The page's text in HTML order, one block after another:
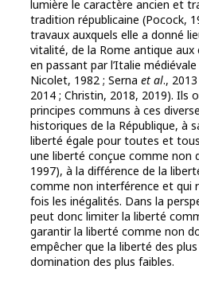
lumière le caractère ancien et
tradition républicaine (Pocock,
travaux auxquels elle a donné
vitalité, de la Rome antique aux
en passant par l’Italie
Nicolet, 1982 ; Serna et al.,
2014 ; Christin, 2018, 2019). Ils
principes communs à ces
historiques de la République, à
liberté égale pour toutes et
une liberté conçue comme non
1997), à la différence de la
comme non interférence et qui
fois les inégalités. Dans la
peut donc limiter la liberté
garantir la liberté comme non
empêcher que la liberté des
domination des plus faibles.